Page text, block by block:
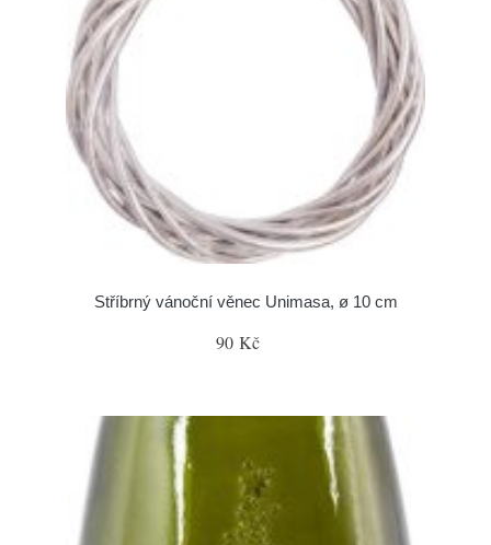
Stříbrný vánoční věnec Unimasa, ø 10 cm
90 Kč